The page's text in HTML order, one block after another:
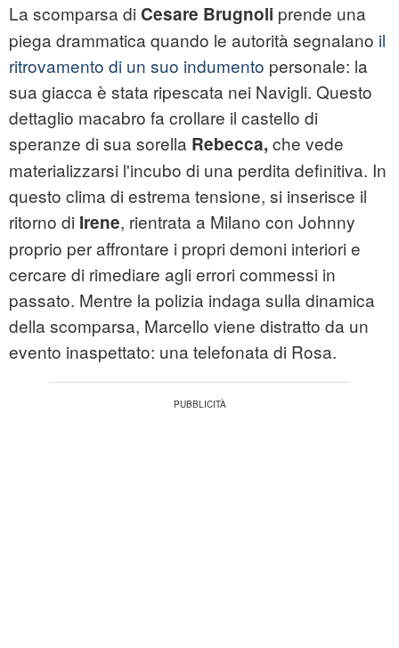
La scomparsa di Cesare Brugnoli prende una
piega drammatica quando le autorità segnalano il
ritrovamento di un suo indumento personale: la
sua giacca è stata ripescata nei Navigli. Questo
dettaglio macabro fa crollare il castello di
speranze di sua sorella Rebecca, che vede
materializzarsi l'incubo di una perdita definitiva. In
questo clima di estrema tensione, si inserisce il
ritorno di Irene, rientrata a Milano con Johnny
proprio per affrontare i propri demoni interiori e
cercare di rimediare agli errori commessi in
passato. Mentre la polizia indaga sulla dinamica
della scomparsa, Marcello viene distratto da un
evento inaspettato: una telefonata di Rosa.